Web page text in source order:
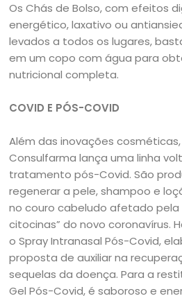
Os Chás de Bolso, com efeitos
energético, laxativo ou
levados a todos os lugares,
em um copo com água para
nutricional completa.
COVID E PÓS-COVID
Além das inovações cosméticas,
Consulfarma lança uma linha
tratamento pós-Covid. São
regenerar a pele, shampoo e
no couro cabeludo afetado
citocinas” do novo coronavírus.
o Spray Intranasal Pós-Covid,
proposta de auxiliar na
sequelas da doença. Para a
Gel Pós-Covid, é saboroso e